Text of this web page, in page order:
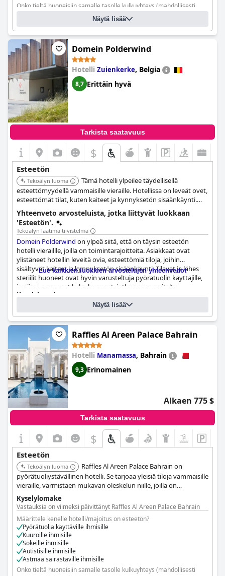
Onko tieltä huoneisiin samalle tasolle kulkuyhteys (mahdollisesti
Kyllä, kaikkiin huoneisiin
Onko tiloja, joihin pyörätuolia käyttävät vieraat eivät pääse? Kyllä
Näytä lisää
Domein Polderwind
Hotelli Zuienkerke, Belgia
8,7 Erittäin hyvä
Tarkista saatavuus
$
Esteetön
Tekoälyn luoma
Tämä hotelli ylpeilee täydellisellä
esteettömyydellä vammaisille vieraille. Hotellissa on leveät ovet,
esteettömät tilat, kuten kaiteet ja kynnyksetön sisäänkäynti.
Tilavat huoneet on hyvin varusteltu pyörätuolin käyttäjille, ja
niissä on suuret kylpyhuoneet, jotka on suunniteltu
erityistarpeita omaaville vieraille.
Yhteenveto arvosteluista, jotka liittyvät luokkaan
'Esteetön'.
Tekoälyn laatima tiivistelmä
Domein Polderwind on ylpeä siitä, että on täysin esteetön
hotelli vieraillle, joilla on toimintarajoitteita. Asiakkaat ovat
ylistäneet hotellin leveitä ovia, esteettömiä tiloja, joihin
sisältyvät kaiteet ja kynnyksetön sisäänkäynti. Tilavat ja lähes
steriilit huoneet ovat hyvin varusteltuja pyörätuolin käyttäjille,
ja niissä on suuret kylpyhuoneet, jotka on suunniteltu
vastaamaan erityistarpeita omaavien vieraiden tarpeita. Hotellin
henkilökuntaa on myös kehuttu heidän huomaavaisesta
avustaan, mikä tekee siitä erinomaisen valinnan vieraille, joilla
on toimintarajoitteita. Hotelli on helposti saavutettavissa ja
ihanteellinen matkailijoille, joilla on toimintarajoitteita tai jotka
etsivät todella inklusiivista majoituskokemusta.
Lue kaikkien luokkien arvostelujen yhteenvedot
Kyselylomake
Vastauksia on viimeksi päivittänyt Domein Polderwind
Määrittele kenelle hotelli/majoitus on esteetön?
Pyörätuolia käyttäville ihmisille
Kuuroille ihmisille
Sokeille ihmisille
Autistisille ihmisille
Astmaa sairastaville ihmisille
Mental disability
Onko tieltä huoneisiin samalle tasolle kulkuyhteys (mahdollisesti
hissillä)? Kyllä, kaikkiin huoneisiin
Onko tiloja, joihin pyörätuolia käyttävät vieraat eivät pääse?
Näytä lisää
Raffles Al Areen Palace Bahrain
Hotelli Manamassa, Bahrain
9,3 Erinomainen
Alkaen 775 $
Tarkista saatavuus
$
Esteetön
Tekoälyn luoma
Raffles Al Areen Palace Bahrain on
pyörätuoliystävällinen hotelli. Se tarjoaa yleisiä tiloja vammaisille
vieraille, varmistaen mukavan oleskelun niille, joilla on
esteettömyystarpeita.
Kyselylomake
Vastauksia on viimeksi päivittänyt Raffles Al Areen Palace Bahrain
Määrittele kenelle hotelli/majoitus on esteetön?
Pyörätuolia käyttäville ihmisille
Kuuroille ihmisille
Sokeille ihmisille
Autistisille ihmisille
Astmaa sairastaville ihmisille
Onko tieltä huoneisiin samalle tasolle kulkuyhteys (mahdollisesti